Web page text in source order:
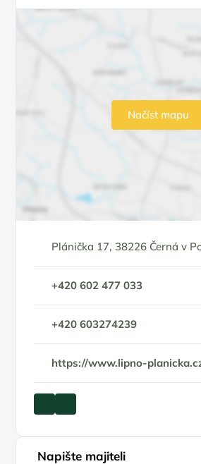
Načíst mapu
Plánička 17, 38226 Černá v
+420 602 477 033
+420 603274239
https://www.lipno-
Napište majiteli